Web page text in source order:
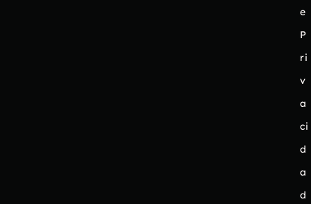
e
P
ri
v
a
ci
d
a
d